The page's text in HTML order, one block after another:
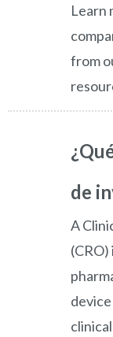
Learn
from
de
A